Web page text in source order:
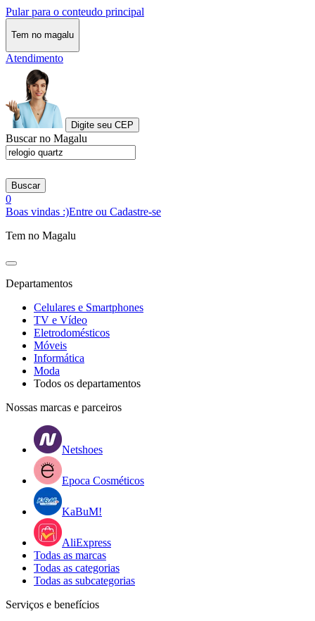
Pular para o conteudo principal
Tem no magalu
Atendimento
Digite seu CEP
Buscar no Magalu
Buscar
0
Boas vindas :)Entre ou Cadastre-se
Tem no Magalu
Departamentos
Celulares e Smartphones
TV e Vídeo
Eletrodomésticos
Móveis
Informática
Moda
Todos os departamentos
Nossas marcas e parceiros
Netshoes
Epoca Cosméticos
KaBuM!
AliExpress
Todas as marcas
Todas as categorias
Todas as subcategorias
Serviços e benefícios